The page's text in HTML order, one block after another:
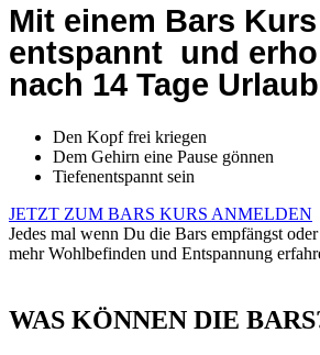
Mit einem Bars Kurs
entspannt und
nach 14 Tage Urlaub
Den Kopf frei kriegen
Dem Gehirn eine Pause gönnen
Tiefenentspannt sein
JETZT ZUM BARS KURS ANMELDEN
Jedes mal wenn Du die Bars empfängst
mehr Wohlbefinden und Entspannung
WAS KÖNNEN DIE